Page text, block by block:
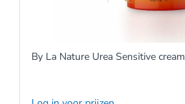
By La Nature Urea Sensitive cream